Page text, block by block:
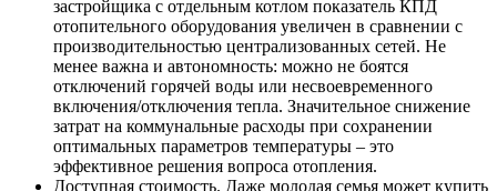
застройщика с отдельным котлом показатель КПД
отопительного оборудования увеличен в сравнении с
производительностью централизованных сетей. Не
менее важна и автономность: можно не боятся
отключений горячей воды или несвоевременного
включения/отключения тепла. Значительное снижение
затрат на коммунальные расходы при сохранении
оптимальных параметров температуры – это
эффективное решения вопроса отопления.
Доступная стоимость. Даже молодая семья может купить